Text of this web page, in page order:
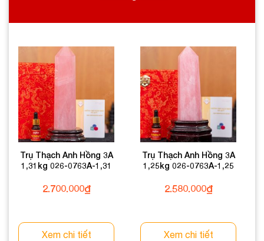
Trụ Thạch Anh Hồng 3A
1,31kg 026-0763A-1,31
2.700.000₫
Xem chi tiết
Trụ Thạch Anh Hồng 3A
1,25kg 026-0763A-1,25
2.580.000₫
Xem chi tiết